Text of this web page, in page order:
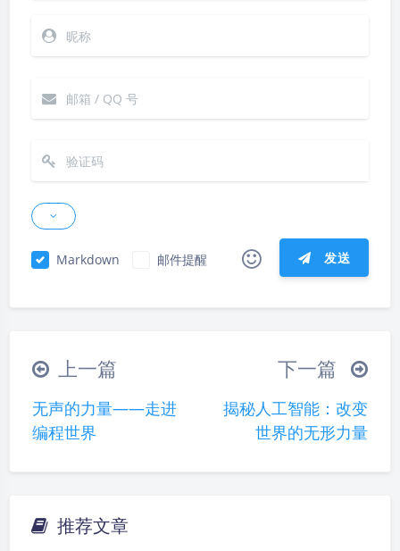
夜间模式
Markdown 邮件提醒 发送
|´・ω・)ノ ヾ(≧∇≦*)ゝ
(☆ω☆)
∠( ᐛ 」∠)＿
୧(๑•̀⌄•́๑)૭
(ノ°ο°)ノ
(´இ皿இ｀)
(ฅ´ω`ฅ)
(╯°A°)╯︵○○○
φ(￣∇￣o)
Σ(っ °Д °;)っ
上一篇
无声的力量——走进
编程世界
下一篇
揭秘人工智能：改变
世界的无形力量
推荐文章